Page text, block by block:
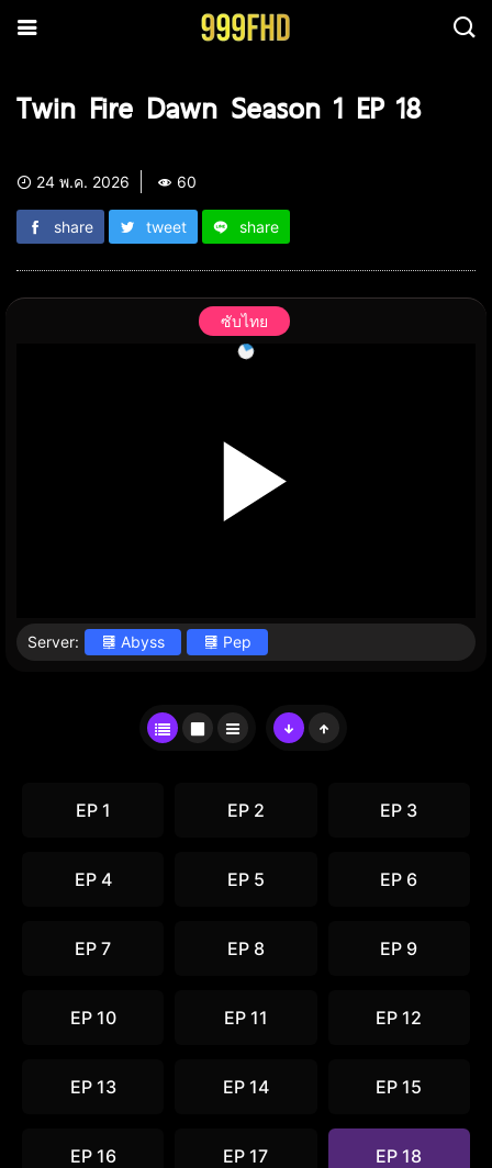
Twin Fire Dawn Season 1 EP 18
24 พ.ค. 2026 60
share tweet share
ซับไทย
Server: Abyss Pep
EP 1 EP 2 EP 3
EP 4 EP 5 EP 6
EP 7 EP 8 EP 9
EP 10 EP 11 EP 12
EP 13 EP 14 EP 15
EP 16 EP 17 EP 18